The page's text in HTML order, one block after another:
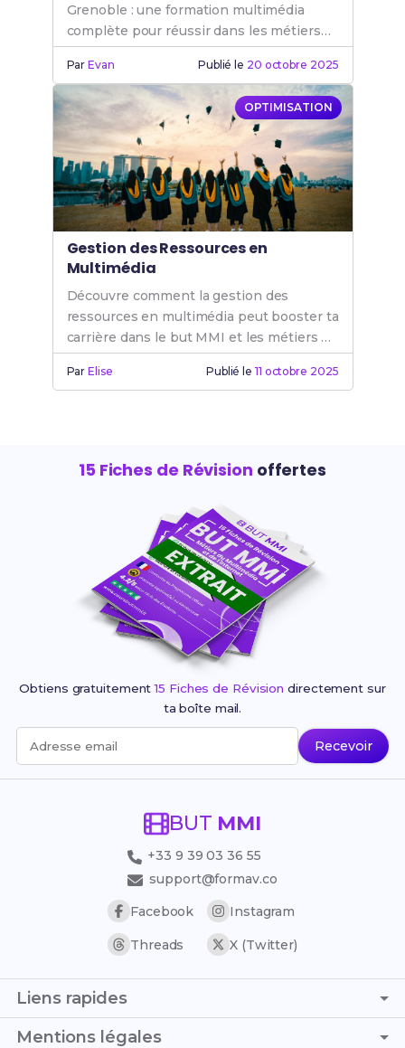
Grenoble : une formation multimédia
complète pour réussir dans les métiers
de l'internet et du digital. Rejoins le BUT
MMI.
ParEvan Publié le 20 octobre 2025
OPTIMISATION
Gestion des Ressources en
Multimédia
Découvre comment la gestion des
ressources en multimédia peut booster ta
carrière dans le but MMI et les métiers de
l'internet.
ParElise Publié le 11 octobre 2025
15 Fiches de Révision offertes
Obtiens gratuitement15 Fiches de Révision directement sur
ta boîte mail.
Adresse email Recevoir
BUT MMI
+33 9 39 03 36 55
support@formav.co
Facebook
Instagram
Threads X (Twitter)
Liens rapides
Page d'accueil
Mentions légales